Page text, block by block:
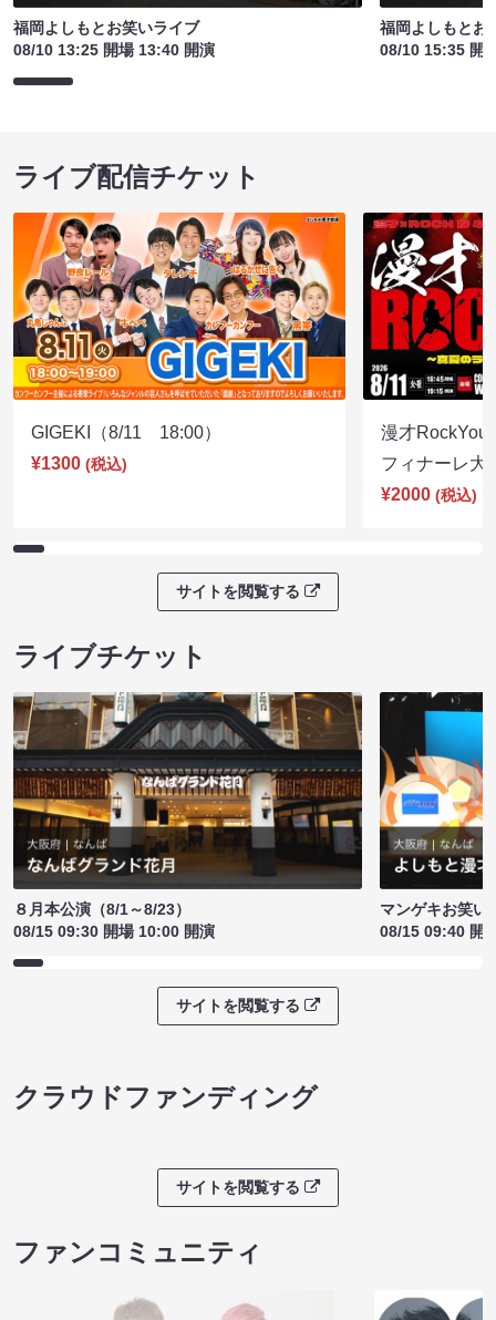
福岡よしもとお笑いライブ
08/10 13:25 開場 13:40 開演
福岡よしもとお
08/10 15:35 開
ライブ配信チケット
GIGEKI（8/11 18:00）
¥1300 (税込)
漫才RockYou
フィナーレ
¥2000 (税込)
サイトを閲覧する
ライブチケット
８月本公演（8/1～8/23）
08/15 09:30 開場 10:00 開演
マンゲキお笑い
08/15 09:40 開
サイトを閲覧する
クラウドファンディング
サイトを閲覧する
ファンコミュニティ